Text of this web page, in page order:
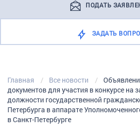
ПОДАТЬ
ЗАДАТЬ
Главная Все новости
документов для участия в конкурсе на
должности государственной
Петербурга в аппарате
в Санкт-Петербурге